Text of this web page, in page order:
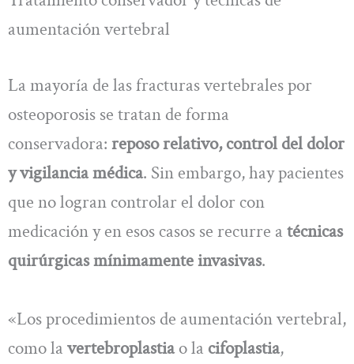
aumentación vertebral
La mayoría de las fracturas vertebrales por
osteoporosis se tratan de forma
conservadora: reposo relativo, control del dolor
y vigilancia médica. Sin embargo, hay pacientes
que no logran controlar el dolor con
medicación y en esos casos se recurre a técnicas
quirúrgicas mínimamente invasivas.
«Los procedimientos de aumentación vertebral,
como la vertebroplastiao la cifoplastia,